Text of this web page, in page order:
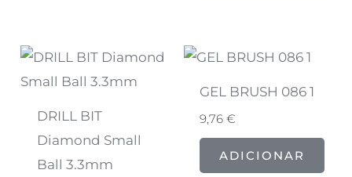
DRILL BIT
Diamond Small
Ball 3.3mm
GEL BRUSH 086 1
9,76€
ADICIONAR